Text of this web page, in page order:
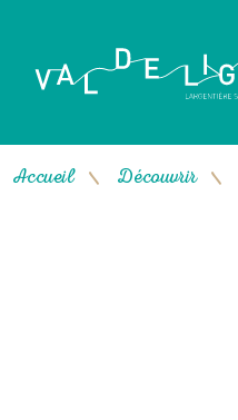
Accueil / Découvrir /